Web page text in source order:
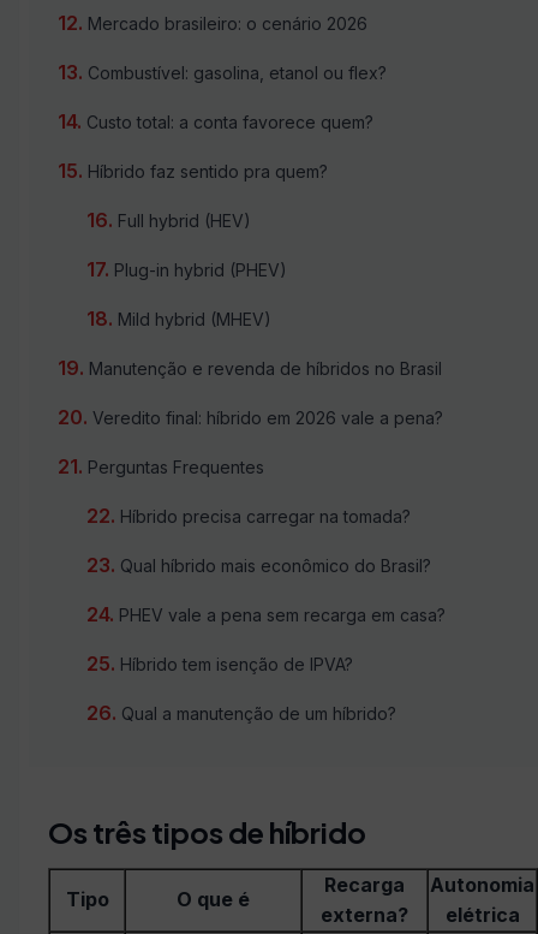
Mercado brasileiro: o cenário 2026
Combustível: gasolina, etanol ou flex?
Custo total: a conta favorece quem?
Híbrido faz sentido pra quem?
Full hybrid (HEV)
Plug-in hybrid (PHEV)
Mild hybrid (MHEV)
Manutenção e revenda de híbridos no Brasil
Veredito final: híbrido em 2026 vale a pena?
Perguntas Frequentes
Híbrido precisa carregar na tomada?
Qual híbrido mais econômico do Brasil?
PHEV vale a pena sem recarga em casa?
Híbrido tem isenção de IPVA?
Qual a manutenção de um híbrido?
Os três tipos de híbrido
Tipo O que é
Recarga
externa?
Autonomia
elétrica